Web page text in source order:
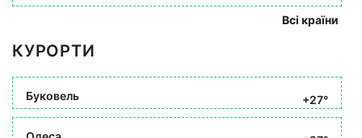
Всі країни
КУРОРТИ
Буковель +27°